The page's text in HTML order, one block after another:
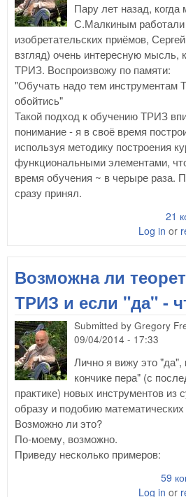
Пару лет назад,
С.Малкиным работали
изобретательских приёмов,
взгляд) очень интересную
ТРИЗ. Воспроизвожу по памяти:
"Обучать надо тем инструментам
обойтись"
Такой подход к обучению ТРИЗ
понимание - я в своё время
используя методику построения
функциональными элементами,
время обучения ~ в черыре раза.
сразу принял.
21
Log in or
Возможна ли
ТРИЗ и если "да" -
Submitted by Gregory
09/04/2014 - 17:33
Лично я вижу это "да",
кончике пера" (с
практике) новых инструментов
образу и подобию
Возможно ли это?
По-моему, возможно.
Приведу несколько примеров:
59
Log in or